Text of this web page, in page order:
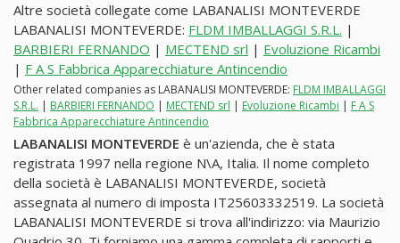
Altre società collegate come LABANALISI MONTEVERDE
LABANALISI MONTEVERDE: FLDM IMBALLAGGI S.R.L. |
BARBIERI FERNANDO | MECTEND srl | Evoluzione Ricambi
| F A S Fabbrica Apparecchiature Antincendio
Other related companies as LABANALISI MONTEVERDE: FLDM IMBALLAGGI
S.R.L. | BARBIERI FERNANDO | MECTEND srl | Evoluzione Ricambi | F A S
Fabbrica Apparecchiature Antincendio
LABANALISI MONTEVERDE è un'azienda, che è stata
registrata 1997 nella regione N\A, Italia. Il nome completo
della società è LABANALISI MONTEVERDE, società
assegnata al numero di imposta IT25603332519. La società
LABANALISI MONTEVERDE si trova all'indirizzo: via Maurizio